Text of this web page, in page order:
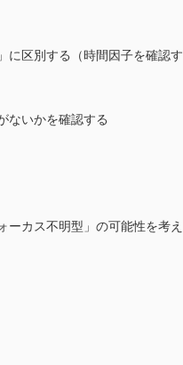
区別する（時間因子を確認
ないかを確認する
カス不明型」の可能性を考